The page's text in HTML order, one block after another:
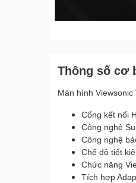
Thông số cơ
Màn hình Viewsonic
Cổng kết nối
Công nghệ
Công nghệ
Chế độ tiết
Chức năng
Tích hợp